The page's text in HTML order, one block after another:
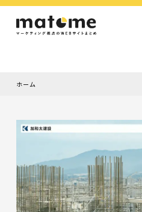
採用サイト
コーポレートサイト
オウンドメディア
ランディングページ
サービスサイト
デザインから探す
シンプルデザイン
クール・モダン
ナチュラル・温もり系
和風・ジャパニーズ
雑誌風・エディトリアル
イラスト
ミニマルデザイン
タイポグラフィ重視
グラデーション
高級感・ラグジュアリー
グリッドデザイン
フラットデザイン
モーション・アニメーション
テクスチャ・素材感
シングルページ
Color
色から探す
ホーム